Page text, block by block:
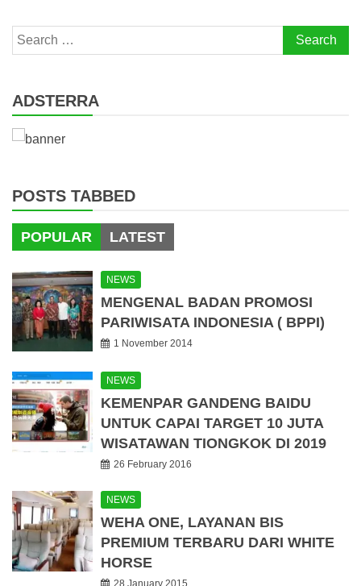
Search
for:
ADSTERRA
POSTS TABBED
POPULAR LATEST
NEWS
MENGENAL BADAN PROMOSI
PARIWISATA INDONESIA ( BPPI)
1 November 2014
NEWS
KEMENPAR GANDENG BAIDU
UNTUK CAPAI TARGET 10 JUTA
WISATAWAN TIONGKOK DI 2019
26 February 2016
NEWS
WEHA ONE, LAYANAN BIS
PREMIUM TERBARU DARI WHITE
HORSE